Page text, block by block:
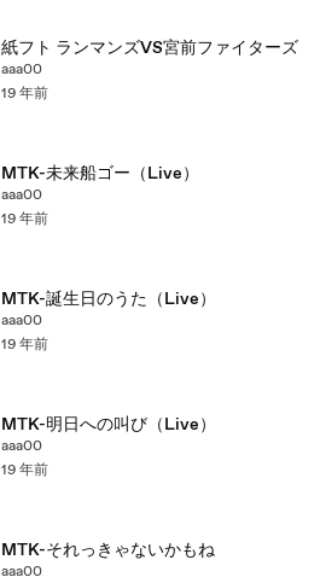
紙フト ランマンズVS宮前ファイターズ
aaa00
19 年前
MTK-未来船ゴー（Live）
aaa00
19 年前
MTK-誕生日のうた（Live）
aaa00
19 年前
MTK-明日への叫び（Live）
aaa00
19 年前
MTK-それっきゃないかもね
aaa00